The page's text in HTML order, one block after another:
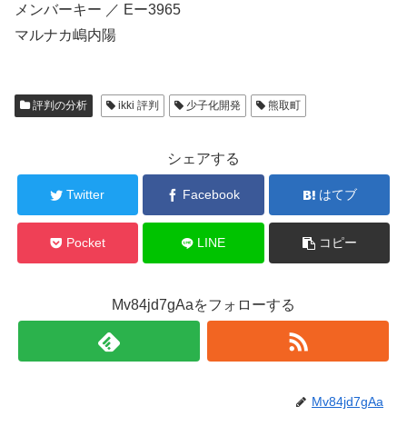
メンバーキー ／ Eー3965
マルナカ嶋内陽
評判の分析 ikki 評判 少子化開発 熊取町
シェアする
Twitter Facebook はてブ
Pocket LINE コピー
Mv84jd7gAaをフォローする
Mv84jd7gAa